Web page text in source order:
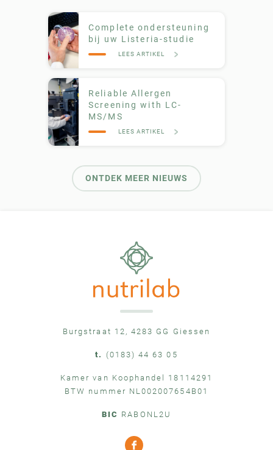
Complete ondersteuning
bij uw Listeria-studie
LEES ARTIKEL
Reliable Allergen
Screening with LC-
MS/MS
LEES ARTIKEL
ONTDEK MEER NIEUWS
Burgstraat 12, 4283 GG Giessen
t. (0183) 44 63 05
Kamer van Koophandel 18114291
BTW nummer NL002007654B01
BIC RABONL2U